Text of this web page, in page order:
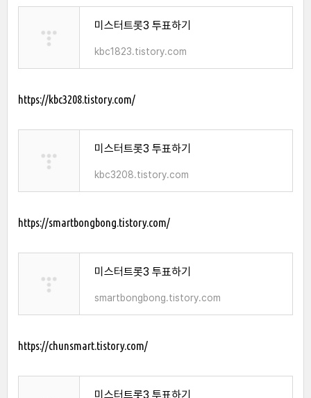
미스터트롯3 투표하기
kbc1823.tistory.com
https://kbc3208.tistory.com/
미스터트롯3 투표하기
kbc3208.tistory.com
https://smartbongbong.tistory.com/
미스터트롯3 투표하기
smartbongbong.tistory.com
https://chunsmart.tistory.com/
미스터트롯3 투표하기